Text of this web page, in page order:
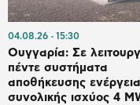
04.08.26 15:30
Ουγγαρία: Σε
πέντε συστήματα
αποθήκευσης
συνολικής ισχύος 4